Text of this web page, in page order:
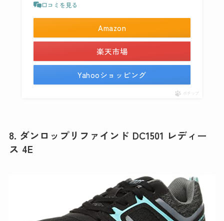
口コミを見る
Amazon
楽天市場
Yahooショッピング
ポチップ
8. ダンロップリファインド DC1501 レディー
ス 4E